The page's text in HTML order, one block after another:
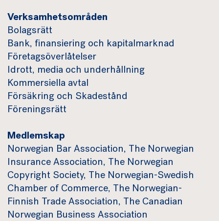
Verksamhetsområden
Bolagsrätt
Bank, finansiering och kapitalmarknad
Företagsöverlåtelser
Idrott, media och underhållning
Kommersiella avtal
Försäkring och Skadestånd
Föreningsrätt
Medlemskap
Norwegian Bar Association, The Norwegian
Insurance Association, The Norwegian
Copyright Society, The Norwegian-Swedish
Chamber of Commerce, The Norwegian-
Finnish Trade Association, The Canadian
Norwegian Business Association